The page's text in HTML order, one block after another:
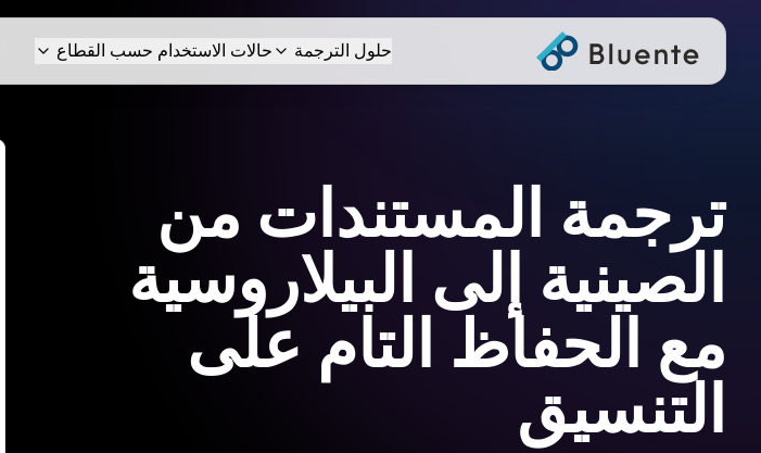
حلول الترجمة حالات الاستخدام حسب القطاع
ترجمة المستندات من
الصينية إلى البيلاروسية
مع الحفاظ التام على
التنسيق